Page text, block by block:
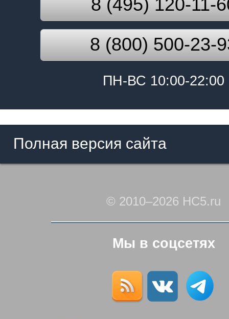
8 (495) 120-11-
8 (800) 500-23-
ПН-ВС 10:00-22:00
Полная версия сайта
© 2010–2026 HC5.ru
Мы в соцсетях